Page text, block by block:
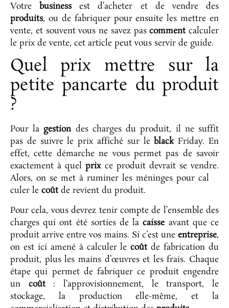
Votrebusiness est d’acheter et de vendre des
produits, ou de fabriquer pour ensuite les mettre en
vente, et souvent vous ne savez pascommentcalculer
le prix de vente, cet article peut vous servir de guide.
Quel prix mettre sur la
petite pancarte du produit
?
Pour la gestiondes charges du produit, il ne suffit
pas de suivre le prix affiché sur leblackFriday. En
effet, cette démarche ne vous permet pas de savoir
exactement à quelprixce produit devrait se vendre.
Alors, on se met à ruminer les méninges pour cal
culer le coûtde revient du produit.
Pour cela, vous devrez tenir compte de l’ensemble des
charges qui ont été sorties de lacaisseavant que ce
produit arrive entre vos mains. Si c’est une entreprise,
on est ici amené à calculer lecoûtde fabrication du
produit, plus les mains d’œuvres et les frais. Chaque
étape qui permet de fabriquer ce produit engendre
un coût: l’approvisionnement, le transport, le
stockage, la production elle-même, et la